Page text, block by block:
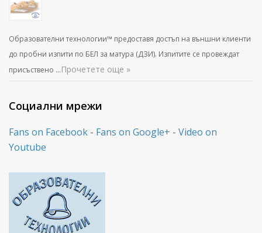
Образователни технологии™ предоставя достъп на външни клиенти
до пробни изпити по БЕЛ за матура (ДЗИ). Изпитите се провеждат
присъствено …Прочетете още »
Социални мрежи
Fans on Facebook - Fans on Google+ - Video on
Youtube